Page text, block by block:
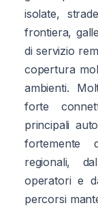
isolate,
frontiera,
di servizio
copertura
ambienti.
forte
principali
fortemente
regionali,
operatori e
percorsi